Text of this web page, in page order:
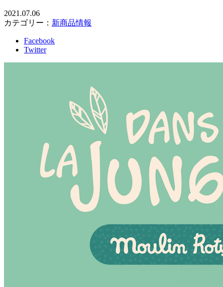
2021.07.06
カテゴリー： 新商品情報
Facebook
Twitter